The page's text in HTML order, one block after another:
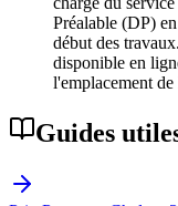
Préalable (DP)
début des
disponible en
l'emplacement
Guides